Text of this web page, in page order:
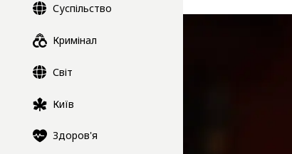
Суспільство
Кримінал
Світ
Київ
Здоров'я